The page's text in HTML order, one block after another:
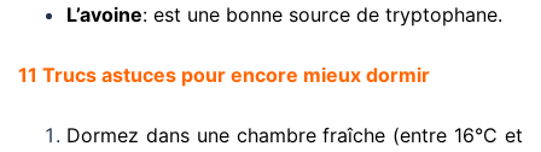
L’avoine: est une bonne source de tryptophane.
11 Trucs astuces pour encore mieux dormir
Dormez dans une chambre fraîche (entre 16°C et